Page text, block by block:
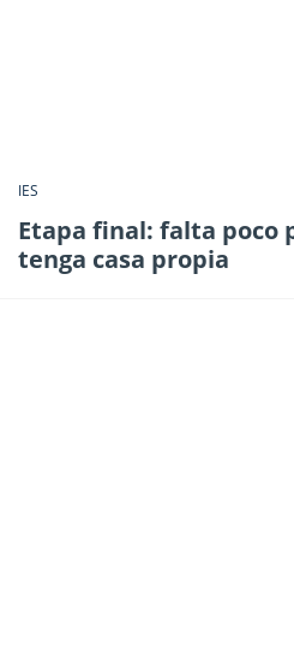
IES
Etapa final: falta poco
tenga casa propia